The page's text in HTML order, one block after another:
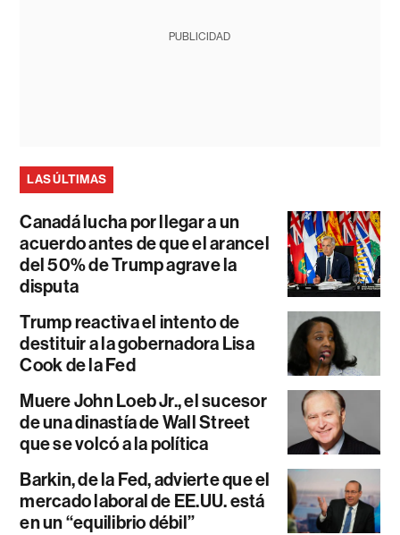
PUBLICIDAD
LAS ÚLTIMAS
Canadá lucha por llegar a un
acuerdo antes de que el arancel
del 50% de Trump agrave la
disputa
Trump reactiva el intento de
destituir a la gobernadora Lisa
Cook de la Fed
Muere John Loeb Jr., el sucesor
de una dinastía de Wall Street
que se volcó a la política
Barkin, de la Fed, advierte que el
mercado laboral de EE.UU. está
en un “equilibrio débil”